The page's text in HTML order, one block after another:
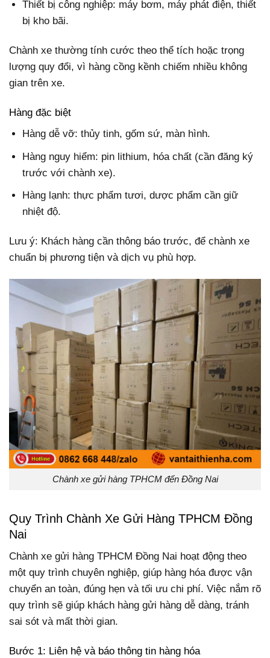
Thiết bị công nghiệp: máy bơm, máy phát điện, thiết
bị kho bãi.
Chành xe thường tính cước theo thể tích hoặc trọng
lượng quy đổi, vì hàng cồng kềnh chiếm nhiều không
gian trên xe.
Hàng đặc biệt
Hàng dễ vỡ: thủy tinh, gốm sứ, màn hình.
Hàng nguy hiểm: pin lithium, hóa chất (cần đăng ký
trước với chành xe).
Hàng lạnh: thực phẩm tươi, dược phẩm cần giữ
nhiệt độ.
Lưu ý: Khách hàng cần thông báo trước, để chành xe
chuẩn bị phương tiện và dịch vụ phù hợp.
Chành xe gửi hàng TPHCM đến Đồng Nai
Quy Trình Chành Xe Gửi Hàng TPHCM Đồng
Nai
Chành xe gửi hàng TPHCM Đồng Nai hoạt động theo
một quy trình chuyên nghiệp, giúp hàng hóa được vận
chuyển an toàn, đúng hẹn và tối ưu chi phí. Việc nắm rõ
quy trình sẽ giúp khách hàng gửi hàng dễ dàng, tránh
sai sót và mất thời gian.
Bước 1: Liên hệ và báo thông tin hàng hóa